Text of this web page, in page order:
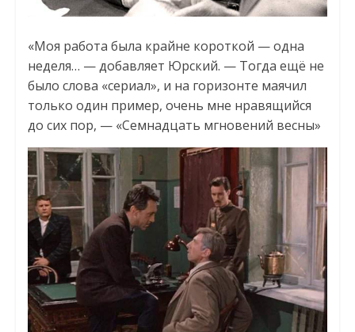
«Моя работа была крайне короткой — одна
неделя… — добавляет Юрский. — Тогда ещё не
было слова «сериал», и на горизонте маячил
только один пример, очень мне нравящийся
до сих пор, — «Семнадцать мгновений весны»